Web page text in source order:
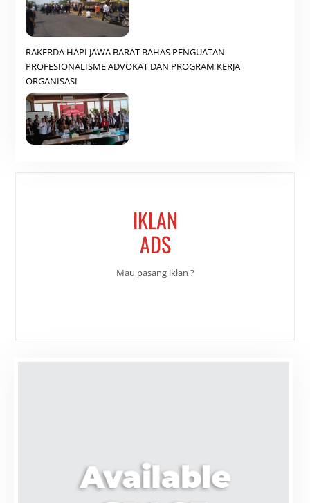
RAKERDA HAPI JAWA BARAT BAHAS PENGUATAN
PROFESIONALISME ADVOKAT DAN PROGRAM KERJA
ORGANISASI
IKLAN
ADS
Mau pasang iklan ?